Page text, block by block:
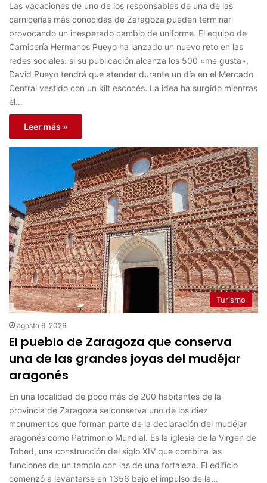
Las vacaciones de uno de los responsables de una de las
carnicerías más conocidas de Zaragoza pueden terminar
provocando un inesperado cambio de uniforme. El equipo de
Carnicería Hermanos Pueyo ha lanzado un nuevo reto en las
redes sociales: si su publicación alcanza los 500 «me gusta»,
David Pueyo tendrá que atender durante un día en el Mercado
Central vestido con un kilt escocés. La idea ha surgido mientras
el…
Leer más »
Turismo
agosto 6, 2026
El pueblo de Zaragoza que conserva
una de las grandes joyas del mudéjar
aragonés
En una localidad de poco más de 200 habitantes de la
provincia de Zaragoza se conserva uno de los diez
monumentos que forman parte de la declaración del mudéjar
aragonés como Patrimonio Mundial. Es la iglesia de la Virgen de
Tobed, una construcción del siglo XIV que combina las
funciones de un templo con las de una fortaleza. El edificio
comenzó a levantarse en 1356 bajo el impulso de la…